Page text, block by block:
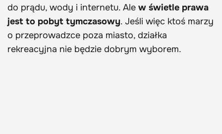
do prądu, wody i internetu. Ale w świetle prawa
jest to pobyt tymczasowy. Jeśli więc ktoś marzy
o przeprowadzce poza miasto, działka
rekreacyjna nie będzie dobrym wyborem.